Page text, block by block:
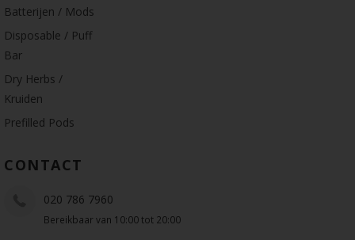
Batterijen / Mods
Disposable / Puff
Bar
Dry Herbs /
Kruiden
Prefilled Pods
CONTACT
020 786 7960
Bereikbaar van 10:00 tot 20:00